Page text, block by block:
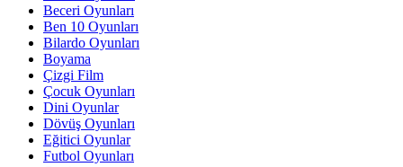
Beceri Oyunları
Ben 10 Oyunları
Bilardo Oyunları
Boyama
Çizgi Film
Çocuk Oyunları
Dini Oyunlar
Dövüş Oyunları
Eğitici Oyunlar
Futbol Oyunları